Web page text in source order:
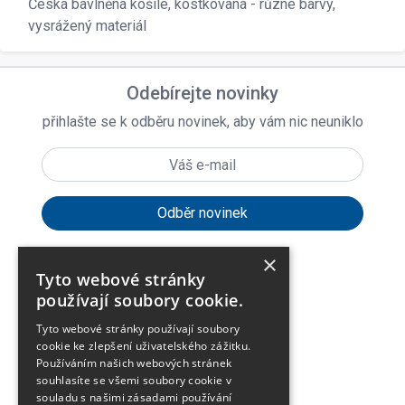
Česká bavlněná košile, kostkovaná - různé barvy,
vysrážený materiál
Odebírejte novinky
přihlašte se k odběru novinek, aby vám nic neuniklo
Zákaznické menu expand_more
Praktické odkazy expand_more
O firmě
×
Tyto webové stránky
používají soubory cookie.
Tyto webové stránky používají soubory
cookie ke zlepšení uživatelského zážitku.
Používáním našich webových stránek
souhlasíte se všemi soubory cookie v
souladu s našimi zásadami používání